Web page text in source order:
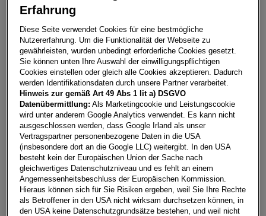
Kamiq Selection TSI
4563 Micheldorf in Oberösterreich
Leasing Kredit
€293,07**
pro Monat
Laufzeit
60 Monate
pro Jahr
15.000 km
Eigenleistung
€5.000
Händler kontaktieren
Erfahrung
Diese Seite verwendet Cookies für eine bestmögliche
Nutzererfahrung. Um die Funktionalität der Webseite zu
gewährleisten, wurden unbedingt erforderliche Cookies gesetzt.
Sie können unten Ihre Auswahl der einwilligungspflichtigen
Cookies einstellen oder gleich alle Cookies akzeptieren. Dadurch
werden Identifikationsdaten durch unsere Partner verarbeitet.
Hinweis zur gemäß Art 49 Abs 1 lit a) DSGVO
Datenübermittlung: Als Marketingcookie und Leistungscookie
wird unter anderem Google Analytics verwendet. Es kann nicht
ausgeschlossen werden, dass Google Irland als unser
Vertragspartner personenbezogene Daten in die USA
(insbesondere dort an die Google LLC) weitergibt. In den USA
besteht kein der Europäischen Union der Sache nach
gleichwertiges Datenschutzniveau und es fehlt an einem
Angemessenheitsbeschluss der Europäischen Kommission.
Hieraus können sich für Sie Risiken ergeben, weil Sie Ihre Rechte
als Betroffener in den USA nicht wirksam durchsetzen können, in
den USA keine Datenschutzgrundsätze bestehen, und weil nicht